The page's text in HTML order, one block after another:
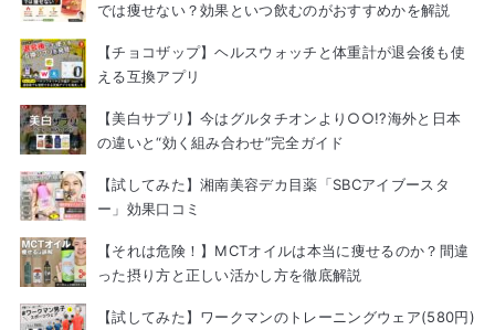
では痩せない？効果といつ飲むのがおすすめかを解説
【チョコザップ】ヘルスウォッチと体重計が退会後も使
える互換アプリ
【美白サプリ】今はグルタチオンより○○!?海外と日本
の違いと“効く組み合わせ”完全ガイド
【試してみた】湘南美容デカ目薬「SBCアイブースタ
ー」効果口コミ
【それは危険！】MCTオイルは本当に痩せるのか？間違
った摂り方と正しい活かし方を徹底解説
【試してみた】ワークマンのトレーニングウェア(580円)